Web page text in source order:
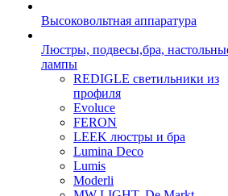
Высоковольтная аппаратура
Люстры, подвесы,бра,
лампы
REDIGLE светильники из
профиля
Evoluce
FERON
LEEK люстры и бра
Lumina Deco
Lumis
Moderli